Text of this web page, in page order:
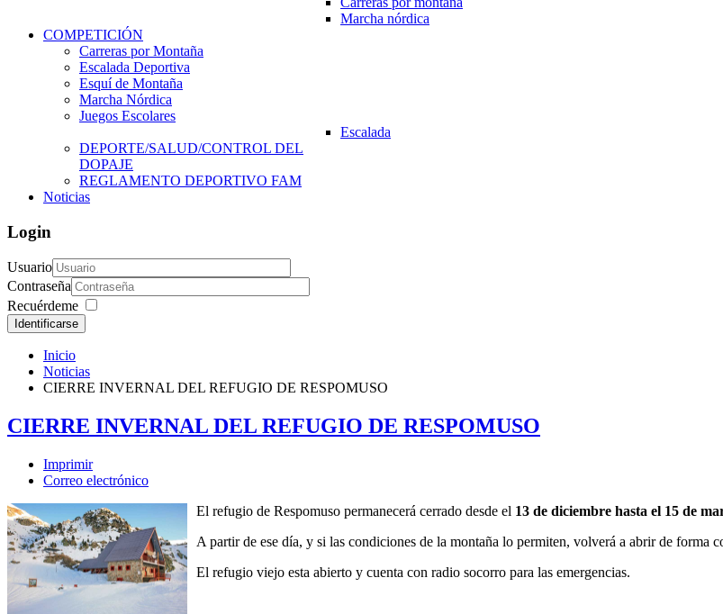
Marcha nórdica
COMPETICIÓN
Carreras por Montaña
Escalada Deportiva
Esquí de Montaña
Marcha Nórdica
Juegos Escolares
Escalada
DEPORTE/SALUD/CONTROL DEL
DOPAJE
REGLAMENTO DEPORTIVO FAM
Noticias
Login
Usuario
Contraseña
Recuérdeme
Identificarse
Inicio
Noticias
CIERRE INVERNAL DEL REFUGIO DE RESPOMUSO
CIERRE INVERNAL DEL REFUGIO DE RESPOMUSO
Imprimir
Correo electrónico
El refugio de Respomuso permanecerá cerrado desde el 13 de diciembre hasta el 15 de
A partir de ese día, y si las condiciones de la montaña lo permiten, volverá a abrir de forma
El refugio viejo esta abierto y cuenta con radio socorro para las emergencias.